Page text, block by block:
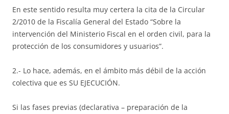
En este sentido resulta muy certera la cita de la Circular
2/2010 de la Fiscalía General del Estado “Sobre la
intervención del Ministerio Fiscal en el orden civil, para la
protección de los consumidores y usuarios”.
2.- Lo hace, además, en el ámbito más débil de la acción
colectiva que es SU EJECUCIÓN.
Si las fases previas (declarativa – preparación de la